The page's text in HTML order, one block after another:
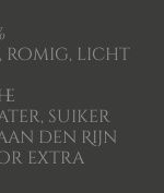
romig, licht
suiker
den Rijn
extra